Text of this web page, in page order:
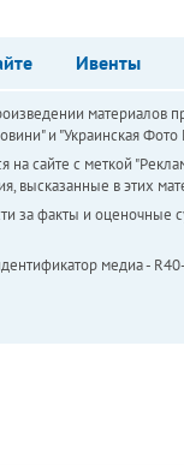
Ивенты
материалов
и "Украинская
сайте с меткой
высказанные в этих
за факты и
медиа -